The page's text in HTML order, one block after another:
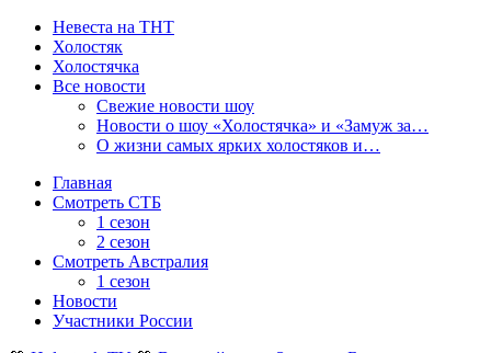
Невеста на ТНТ
Холостяк
Холостячка
Все новости
Свежие новости шоу
Новости о шоу «Холостячка» и «Замуж за…
О жизни самых ярких холостяков и…
Главная
Смотреть СТБ
1 сезон
2 сезон
Смотреть Австралия
1 сезон
Новости
Участники России